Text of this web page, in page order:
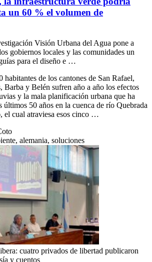
un 60 % el volumen de
Visión Urbana del Agua pone a
gobiernos locales y las comunidades un
para el diseño e …
habitantes de los cantones de San Rafael,
Barba y Belén sufren año a año los efectos
y la mala planificación urbana que ha
últimos 50 años en la cuenca de río Quebrada
el cual atraviesa esos cinco …
alemania, soluciones
cuatro privados de libertad publicaron
y cuentos